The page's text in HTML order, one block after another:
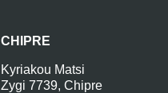
CHIPRE
Kyriakou Matsi
Zygi 7739, Chipre